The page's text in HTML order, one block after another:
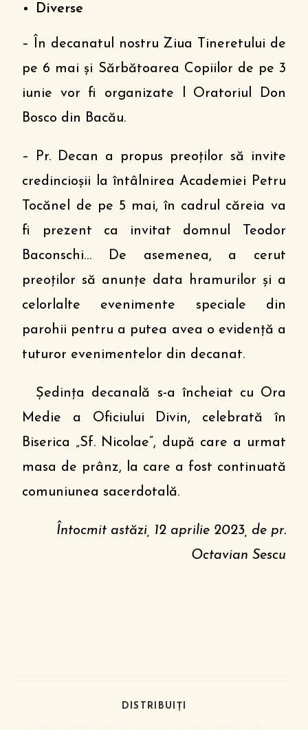
Diverse
– În decanatul nostru Ziua Tineretului de
pe 6 mai și Sărbătoarea Copiilor de pe 3
iunie vor fi organizate l Oratoriul Don
Bosco din Bacău.
– Pr. Decan a propus preoților să invite
credincioșii la întâlnirea Academiei Petru
Tocănel de pe 5 mai, în cadrul căreia va
fi prezent ca invitat domnul Teodor
Baconschi… De asemenea, a cerut
preoților să anunțe data hramurilor și a
celorlalte evenimente speciale din
parohii pentru a putea avea o evidență a
tuturor evenimentelor din decanat.
Ședința decanală s-a încheiat cu Ora
Medie a Oficiului Divin, celebrată în
Biserica „Sf. Nicolae”, după care a urmat
masa de prânz, la care a fost continuată
comuniunea sacerdotală.
Întocmit astăzi, 12 aprilie 2023, de pr.
Octavian Sescu
DISTRIBUIȚI